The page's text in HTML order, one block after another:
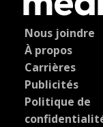
Nous joindre
À propos
Carrières
Publicités
Politique de